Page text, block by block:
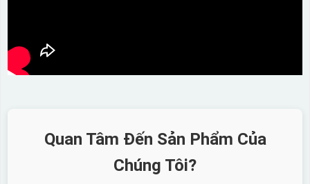
Quan Tâm Đến Sản Phẩm Của
Chúng Tôi?